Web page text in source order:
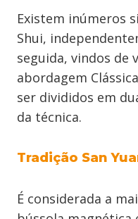
Existem inúmeros
Shui,
seguida, vindos de
abordagem
ser divididos em
da técnica.
Tradição San
É considerada a